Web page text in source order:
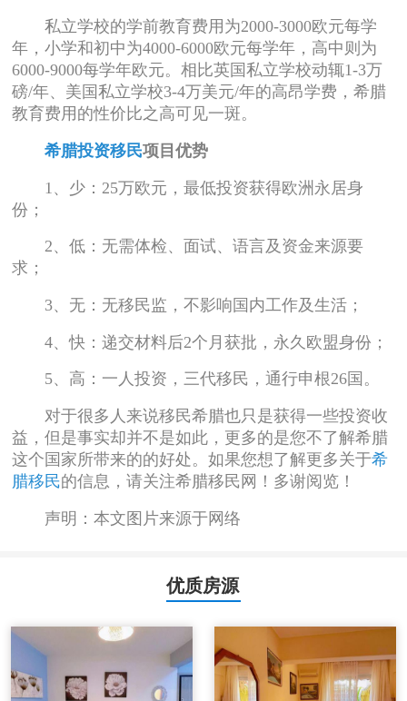
私立学校的学前教育费用为2000-3000欧元每学
年，小学和初中为4000-6000欧元每学年，高中则为
6000-9000每学年欧元。相比英国私立学校动辄1-3万
磅/年、美国私立学校3-4万美元/年的高昂学费，希腊
教育费用的性价比之高可见一斑。
希腊投资移民项目优势
1、少：25万欧元，最低投资获得欧洲永居身
份；
2、低：无需体检、面试、语言及资金来源要
求；
3、无：无移民监，不影响国内工作及生活；
4、快：递交材料后2个月获批，永久欧盟身份；
5、高：一人投资，三代移民，通行申根26国。
对于很多人来说移民希腊也只是获得一些投资收
益，但是事实却并不是如此，更多的是您不了解希腊
这个国家所带来的的好处。如果您想了解更多关于希
腊移民的信息，请关注希腊移民网！多谢阅览！
声明：本文图片来源于网络
优质房源